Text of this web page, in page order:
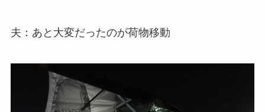
夫：あと大変だったのが荷物移動